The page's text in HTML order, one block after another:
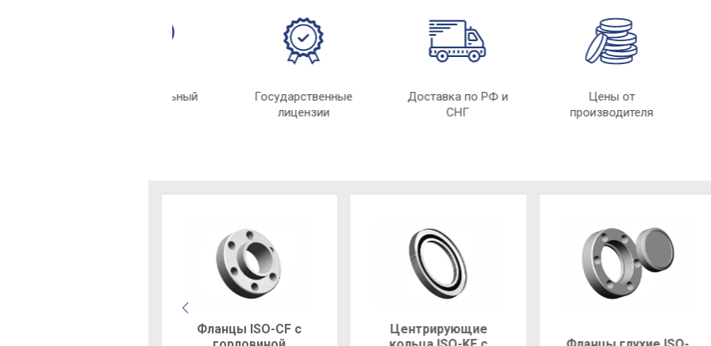
Цены от
производителя
Доставка по РФ и
Государственные
лицензии
Индивидуальный
Фланцы ISO-CF с
Центрирующие